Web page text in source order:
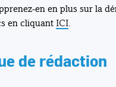
en en plus sur la
en cliquant ICI
de rédaction